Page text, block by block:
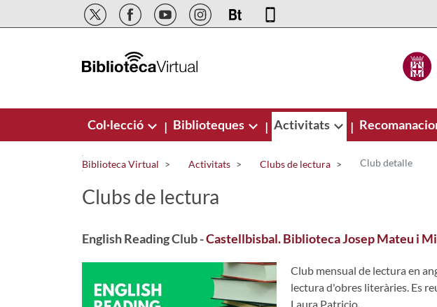
Salta al contingut principal
Col·lecció | Biblioteques | Activitats |
Biblioteca Virtual Activitats Clubs de lectura Club detalle
Clubs de lectura
English Reading Club -Castellbisbal. Biblioteca Josep Mateu i
Club mensual de lectura en
lectura d'obres literàries. Es
Laura Patricio.